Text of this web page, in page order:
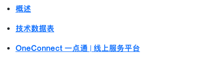
概述
技术数据表
OneConnect 一点通 | 线上服务平台